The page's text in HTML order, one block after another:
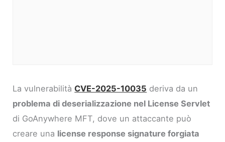
La vulnerabilitàCVE-2025-10035 deriva da un
problema di deserializzazione nel License Servlet
di GoAnywhere MFT, dove un attaccante può
creare una license response signature forgiata